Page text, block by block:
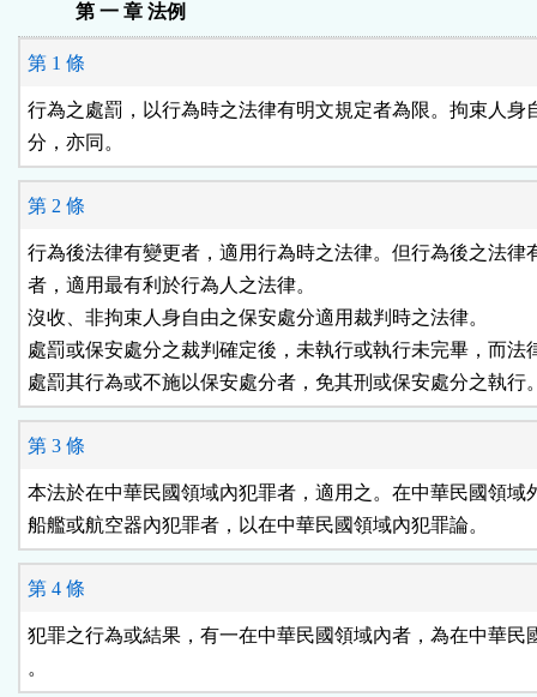
鈕
區
第 一 章 法例
第 1 條
行為之處罰，以行為時之法律有明文規定者為限。拘束人身
分，亦同。
第 2 條
行為後法律有變更者，適用行為時之法律。但行為後之法律
者，適用最有利於行為人之法律。
沒收、非拘束人身自由之保安處分適用裁判時之法律。
處罰或保安處分之裁判確定後，未執行或執行未完畢，而法
處罰其行為或不施以保安處分者，免其刑或保安處分之執行
第 3 條
本法於在中華民國領域內犯罪者，適用之。在中華民國領域
船艦或航空器內犯罪者，以在中華民國領域內犯罪論。
第 4 條
犯罪之行為或結果，有一在中華民國領域內者，為在中華民
。